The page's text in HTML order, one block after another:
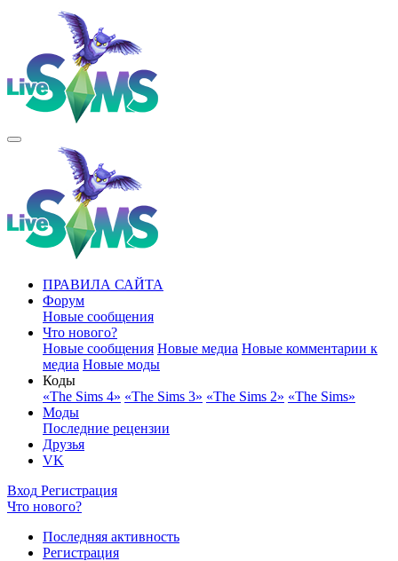
ПРАВИЛА САЙТА
Форум
Новые сообщения
Что нового?
Новые сообщения Новые медиа Новые комментарии к
медиа Новые моды
Коды
«The Sims 4» «The Sims 3» «The Sims 2» «The Sims»
Моды
Последние рецензии
Друзья
VK
Вход Регистрация
Что нового?
Последняя активность
Регистрация